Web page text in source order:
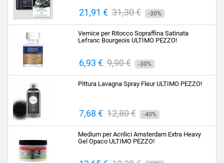
Prezzo
21,91 € Prezzo
base
31,30 € -30%
Vernice per Ritocco Sopraffina Satinata
Lefranc Bourgeois ULTIMO PEZZO!
Prezzo
6,93 € Prezzo
base
9,90 € -30%
Pittura Lavagna Spray Fleur ULTIMO PEZZO!
Prezzo
7,68 € Prezzo
base
12,80 € -40%
Medium per Acrilici Amsterdam Extra Heavy
Gel Opaco ULTIMO PEZZO!